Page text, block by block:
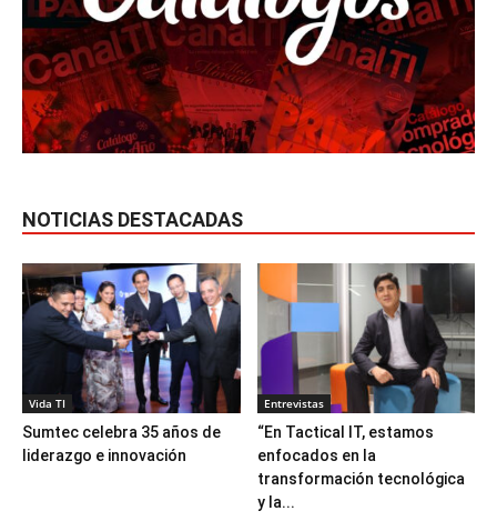
NOTICIAS DESTACADAS
Vida TI
Sumtec celebra 35 años de
liderazgo e innovación
Entrevistas
“En Tactical IT, estamos
enfocados en la
transformación tecnológica
y la...